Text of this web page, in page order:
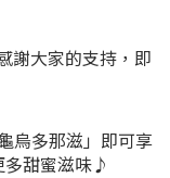
謝大家的支持，即
烏多那滋」即可享
多甜蜜滋味♪